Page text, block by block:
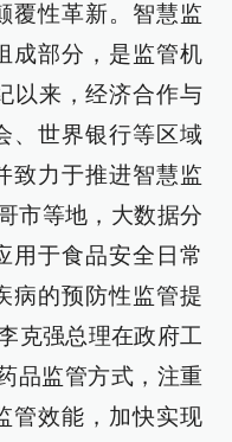
覆性革新。智慧监
成部分，是监管机
以来，经济合作与
、世界银行等区域
致力于推进智慧监
市等地，大数据分
用于食品安全日常
病的预防性监管提
克强总理在政府工
品监管方式，注重
管效能，加快实现